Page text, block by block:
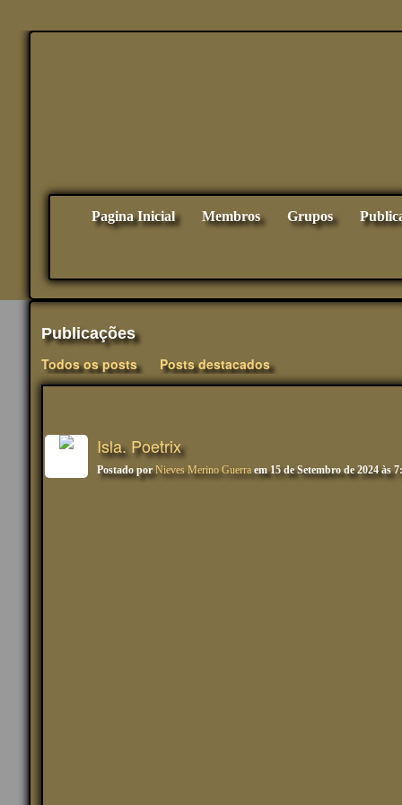
Pagina Inicial Membros Grupos
Publicações
Todos os posts
Posts destacados
Isla. Poetrix
Postado porNieves Merino Guerraem 15 de Setembro de 2024 às